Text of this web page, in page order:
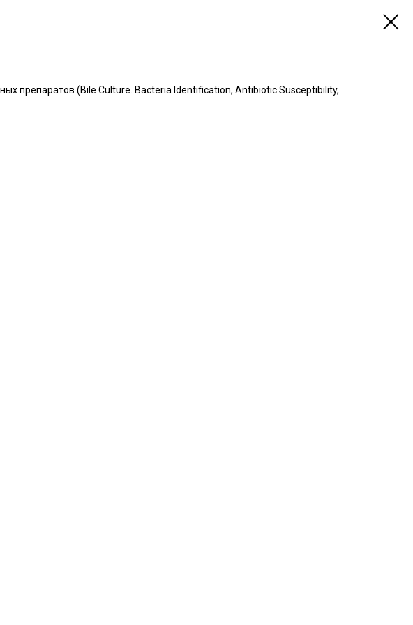
препаратов (Bile Culture. Bacteria Identification, Antibiotic Susceptibility,